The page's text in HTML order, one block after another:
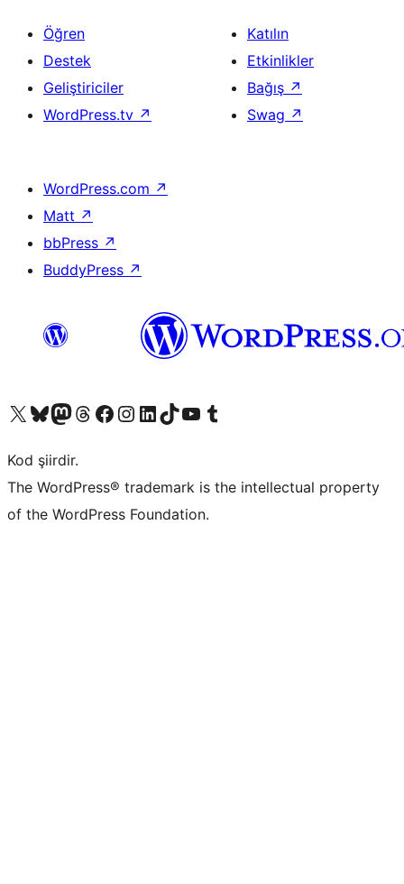
Öğren
Destek
Geliştiriciler
WordPress.tv ↗
Katılın
Etkinlikler
Bağış ↗
Swag ↗
WordPress.com ↗
Matt ↗
bbPress ↗
BuddyPress ↗
X (eski Twitter) hesabımıza bakın
Bluesky hesabımızı ziyaret edinMastodon hesabımızı ziyaret edinThreads hesabımızı ziyaret edinFacebook sayfamızı ziyaret edinInstagram hesabımızı ziyaret edinLinkedIn hesabımızı ziyaret edinTikTok hesabımızı ziyaret edinYouTube kanalımızı ziyaret edinTumblr hesabımızı ziyaret edin
Kod şiirdir.
The WordPress® trademark is the intellectual property
of the WordPress Foundation.